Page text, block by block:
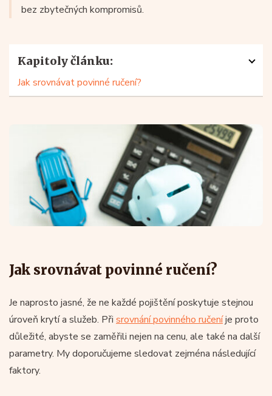
bez zbytečných kompromisů.
Kapitoly článku:
Jak srovnávat povinné ručení?
Jak srovnávat povinné ručení?
Je naprosto jasné, že ne každé pojištění poskytuje stejnou
úroveň krytí a služeb. Při srovnání povinného ručeníje proto
důležité, abyste se zaměřili nejen na cenu, ale také na další
parametry. My doporučujeme sledovat zejména následující
faktory.